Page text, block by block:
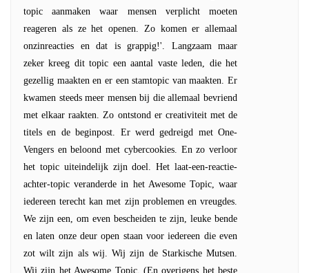
topic aanmaken waar mensen verplicht moeten
reageren als ze het openen. Zo komen er allemaal
onzinreacties en dat is grappig!'. Langzaam maar
zeker kreeg dit topic een aantal vaste leden, die het
gezellig maakten en er een stamtopic van maakten. Er
kwamen steeds meer mensen bij die allemaal bevriend
met elkaar raakten. Zo ontstond er creativiteit met de
titels en de beginpost. Er werd gedreigd met One-
Vengers en beloond met cybercookies. En zo verloor
het topic uiteindelijk zijn doel. Het laat-een-reactie-
achter-topic veranderde in het Awesome Topic, waar
iedereen terecht kan met zijn problemen en vreugdes.
We zijn een, om even bescheiden te zijn, leuke bende
en laten onze deur open staan voor iedereen die even
zot wilt zijn als wij. Wij zijn de Starkische Mutsen.
Wij zijn het Awesome Topic. (En overigens het beste